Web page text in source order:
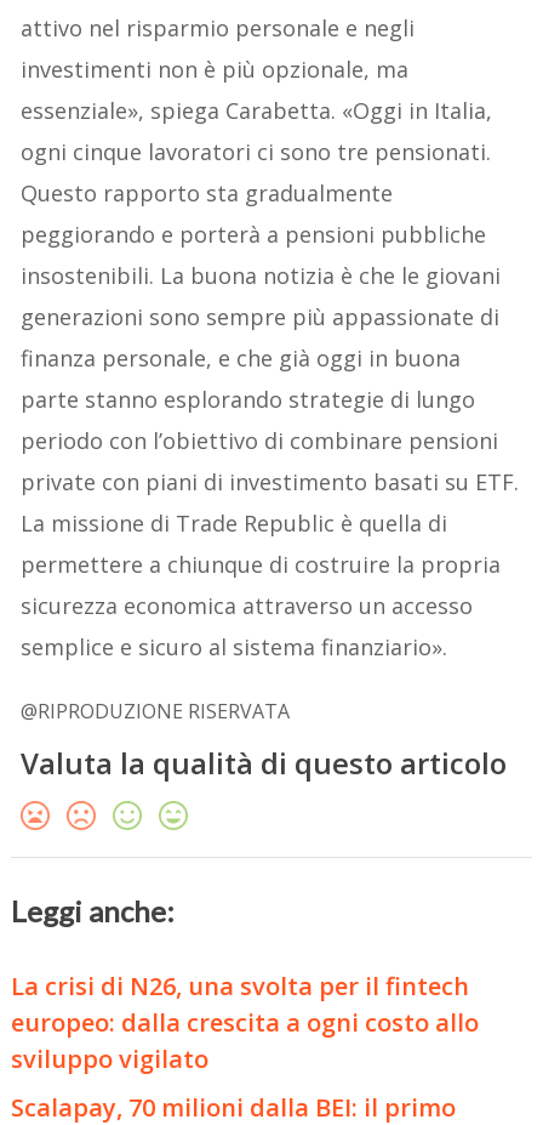
attivo nel risparmio personale e negli
investimenti non è più opzionale, ma
essenziale», spiega Carabetta. «Oggi in Italia,
ogni cinque lavoratori ci sono tre pensionati.
Questo rapporto sta gradualmente
peggiorando e porterà a pensioni pubbliche
insostenibili. La buona notizia è che le giovani
generazioni sono sempre più appassionate di
finanza personale, e che già oggi in buona
parte stanno esplorando strategie di lungo
periodo con l’obiettivo di combinare pensioni
private con piani di investimento basati su ETF.
La missione di Trade Republic è quella di
permettere a chiunque di costruire la propria
sicurezza economica attraverso un accesso
semplice e sicuro al sistema finanziario».
@RIPRODUZIONE RISERVATA
Valuta la qualità di questo articolo
Leggi anche:
La crisi di N26, una svolta per il fintech
europeo: dalla crescita a ogni costo allo
sviluppo vigilato
Scalapay, 70 milioni dalla BEI: il primo